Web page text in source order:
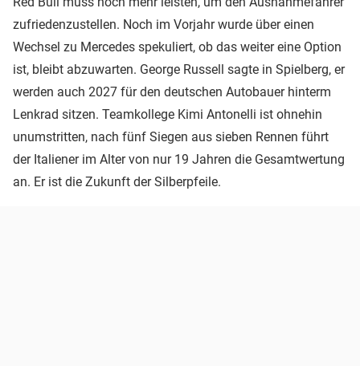
zufriedenzustellen. Noch im Vorjahr wurde über einen
Wechsel zu Mercedes spekuliert, ob das weiter eine Option
ist, bleibt abzuwarten. George Russell sagte in Spielberg, er
werden auch 2027 für den deutschen Autobauer hinterm
Lenkrad sitzen. Teamkollege Kimi Antonelli ist ohnehin
unumstritten, nach fünf Siegen aus sieben Rennen führt
der Italiener im Alter von nur 19 Jahren die Gesamtwertung
an. Er ist die Zukunft der Silberpfeile.